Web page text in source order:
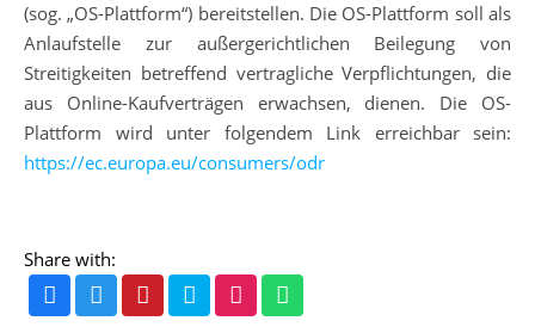
(sog. „OS-Plattform“) bereitstellen. Die OS-Plattform soll als
Anlaufstelle zur außergerichtlichen Beilegung von
Streitigkeiten betreffend vertragliche Verpflichtungen, die
aus Online-Kaufverträgen erwachsen, dienen. Die OS-
Plattform wird unter folgendem Link erreichbar sein:
https://ec.europa.eu/consumers/odr
Share with: